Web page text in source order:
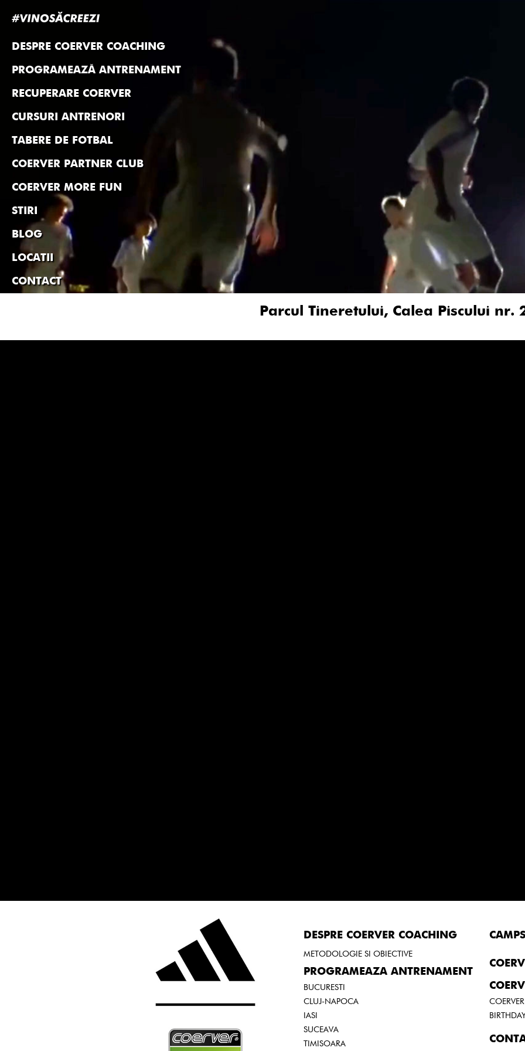
DESPRE COERVER COACHING
PROGRAMEAZĂ ANTRENAMENT
RECUPERARE COERVER
CURSURI ANTRENORI
TABERE DE FOTBAL
COERVER PARTNER CLUB
COERVER MORE FUN
STIRI
BLOG
LOCATII
CONTACT
Parcul Tineretului, Calea Piscului nr.
DESPRE COERVER COACHING
METODOLOGIE SI OBIECTIVE
PROGRAMEAZA ANTRENAMENT
BUCURESTI
CLUJ-NAPOCA
IASI
SUCEAVA
TIMISOARA